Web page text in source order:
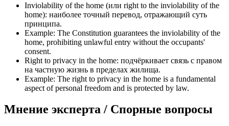
Inviolability of the home (или right to the inviolability of the
home): наиболее точный перевод, отражающий суть
принципа.
Example: The Constitution guarantees the inviolability of the
home, prohibiting unlawful entry without the occupants'
consent.
Right to privacy in the home: подчёркивает связь с правом
на частную жизнь в пределах жилища.
Example: The right to privacy in the home is a fundamental
aspect of personal freedom and is protected by law.
Мнение эксперта / Спорные вопросы